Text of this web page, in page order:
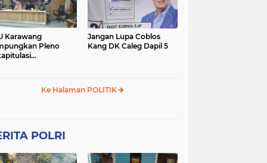
Karawang
Pleno
Jangan Lupa Coblos
Kang DK Caleg Dapil 5
Ke Halaman POLITIK
POLRI